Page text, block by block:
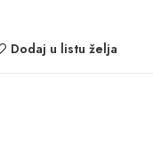
Dodaj u listu želja